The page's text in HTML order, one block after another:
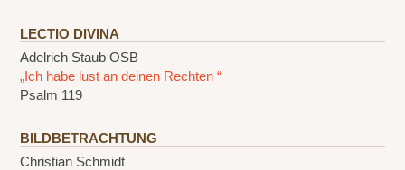
LECTIO DIVINA
Adelrich Staub OSB
„Ich habe lust an deinen Rechten “
Psalm 119
BILDBETRACHTUNG
Christian Schmidt